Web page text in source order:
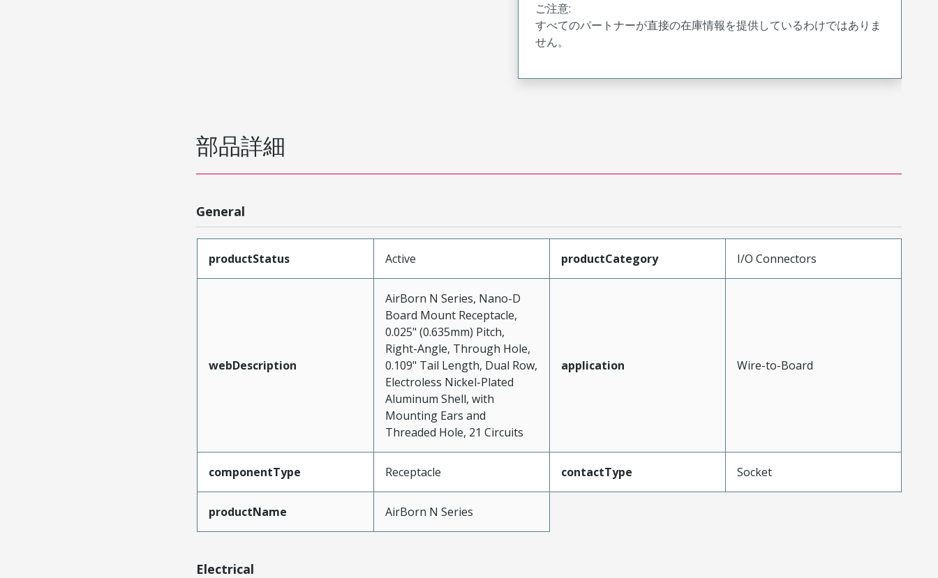
ご注意:
すべてのパートナーが直接の在庫情報を提供しているわけではありま
せん。
部品詳細
General
productStatus Active productCategory I/O Connectors
webDescription
AirBorn N Series, Nano-D
Board Mount Receptacle,
0.025" (0.635mm) Pitch,
Right-Angle, Through Hole,
0.109" Tail Length, Dual Row,
Electroless Nickel-Plated
Aluminum Shell, with
Mounting Ears and
Threaded Hole, 21 Circuits
application Wire-to-Board
componentType Receptacle contactType Socket
productName AirBorn N Series
Electrical